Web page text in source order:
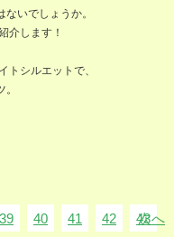
いでしょうか。
介します！
トシルエットで、
39 40 41 42 43
次へ